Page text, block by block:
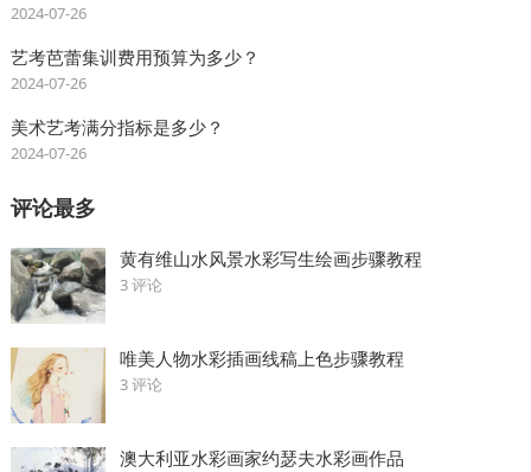
2024-07-26
艺考芭蕾集训费用预算为多少？
2024-07-26
美术艺考满分指标是多少？
2024-07-26
评论最多
黄有维山水风景水彩写生绘画步骤教程
3 评论
唯美人物水彩插画线稿上色步骤教程
3 评论
澳大利亚水彩画家约瑟夫水彩画作品